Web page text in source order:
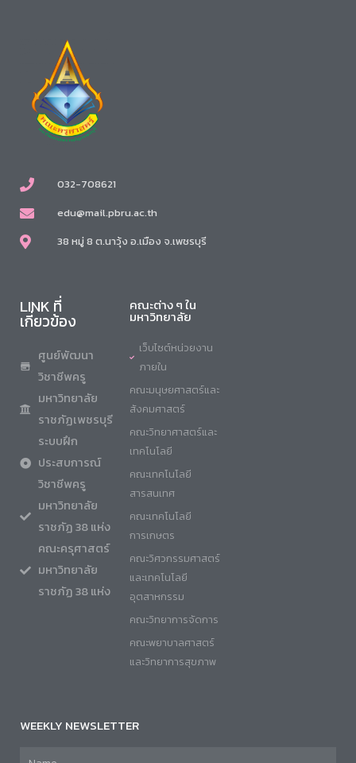
032-708621
edu@mail.pbru.ac.th
38 หมู่ 8 ต.นาวุ้ง อ.เมือง จ.เพชรบุรี
LINK ที่
เกี่ยวข้อง
ศูนย์พัฒนา
วิชาชีพครู
มหาวิทยาลัย
ราชภัฏเพชรบุรี
ระบบฝึก
ประสบการณ์
วิชาชีพครู
มหาวิทยาลัย
ราชภัฏ 38 แห่ง
คณะครุศาสตร์
มหาวิทยาลัย
ราชภัฏ 38 แห่ง
คณะต่าง ๆ ใน
มหาวิทยาลัย
เว็บไซต์หน่วยงาน
ภายใน
คณะมนุษยศาสตร์และ
สังคมศาสตร์
คณะวิทยาศาสตร์และ
เทคโนโลยี
คณะเทคโนโลยี
สารสนเทศ
คณะเทคโนโลยี
การเกษตร
คณะวิศวกรรมศาสตร์
และเทคโนโลยี
อุตสาหกรรม
คณะวิทยาการจัดการ
คณะพยาบาลศาสตร์
และวิทยาการสุขภาพ
WEEKLY NEWSLETTER